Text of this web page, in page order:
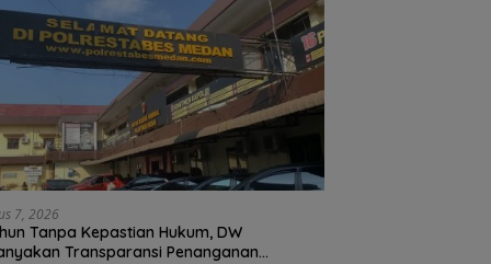
7, 2026
Tanpa Kepastian Hukum, DW
Transparansi Penanganan